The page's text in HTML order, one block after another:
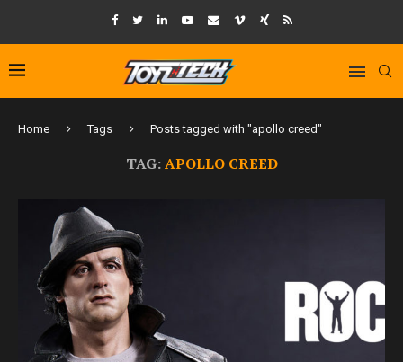
Home Tags Posts tagged with "apollo creed"
TAG:APOLLO CREED